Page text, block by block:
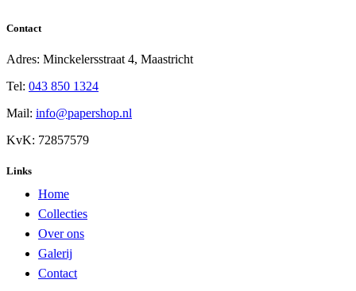
Contact
Adres: Minckelersstraat 4, Maastricht
Tel: 043 850 1324
Mail: info@papershop.nl
KvK: 72857579
Links
Home
Collecties
Over ons
Galerij
Contact